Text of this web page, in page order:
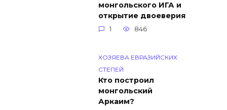
монгольского ИГА и
открытие двоеверия
1 846
ХОЗЯЕВА ЕВРАЗИЙСКИХ
СТЕПЕЙ
Кто построил
монгольский
Аркаим?